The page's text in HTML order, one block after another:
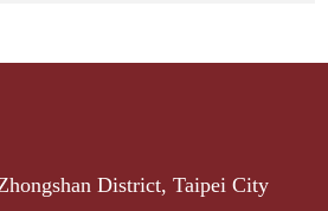
District, Taipei City